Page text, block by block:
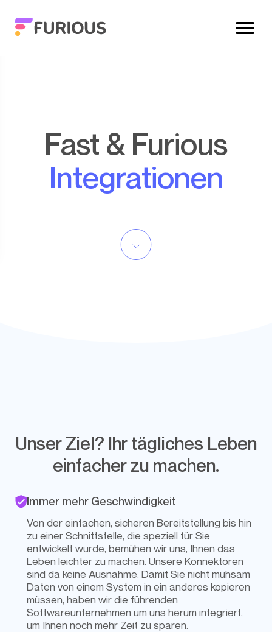
Fast & Furious
Integrationen
Unser Ziel? Ihr tägliches Leben
einfacher zu machen.
Immer mehr Geschwindigkeit
Von der einfachen, sicheren Bereitstellung bis hin
zu einer Schnittstelle, die speziell für Sie
entwickelt wurde, bemühen wir uns, Ihnen das
Leben leichter zu machen. Unsere Konnektoren
sind da keine Ausnahme. Damit Sie nicht mühsam
Daten von einem System in ein anderes kopieren
müssen, haben wir die führenden
Softwareunternehmen um uns herum integriert,
um Ihnen noch mehr Zeit zu sparen.